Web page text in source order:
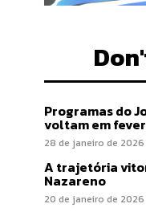
Programas do
voltam em
28 de janeiro de 2026
A trajetória
Nazareno
20 de janeiro de 2026